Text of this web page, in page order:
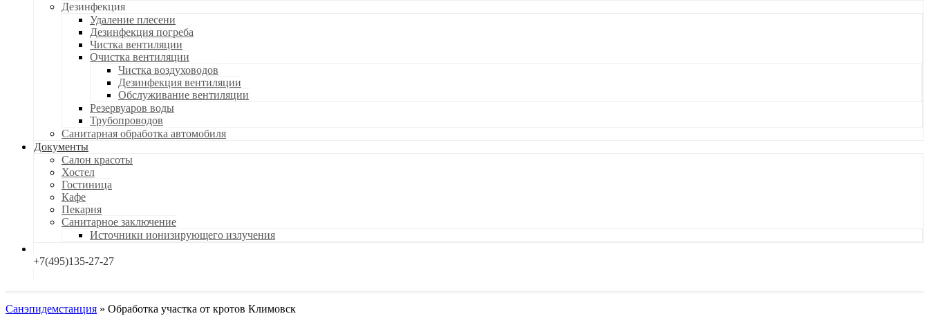
Дезинфекция
Удаление плесени
Дезинфекция погреба
Чистка вентиляции
Очистка вентиляции
Чистка воздуховодов
Дезинфекция вентиляции
Обслуживание вентиляции
Резервуаров воды
Трубопроводов
Санитарная обработка автомобиля
Документы
Салон красоты
Хостел
Гостиница
Кафе
Пекарня
Санитарное заключение
Источники ионизирующего излучения
+7(495)135-27-27
Санэпидемстанция » Обработка участка от кротов Климовск